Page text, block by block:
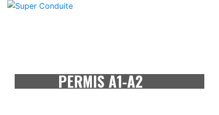
PERMIS A1-A2